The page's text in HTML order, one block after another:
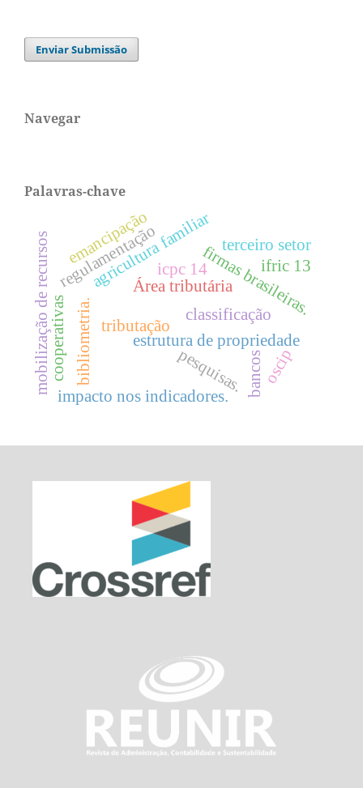
Enviar Submissão
Navegar
Palavras-chave
classificação
Área tributária
tributação
estrutura de propriedade
firmas brasileiras.
agricultura familiar
bibliometria. bancos
impacto nos indicadores.
regulamentação
pesquisas.
mobilização de recursos terceiro setor
oscip
ifric 13
icpc 14
cooperativas
emancipação